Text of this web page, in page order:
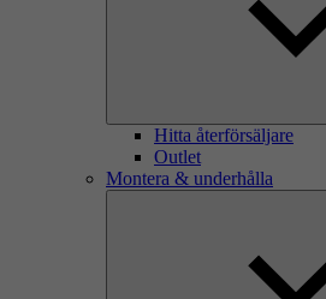
Hitta återförsäljare
Outlet
Montera & underhålla